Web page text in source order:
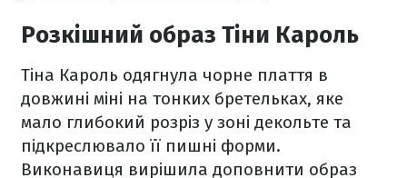
Розкішний образ Тіни Кароль
Тіна Кароль одягнула чорне плаття в
довжині міні на тонких бретельках, яке
мало глибокий розріз у зоні декольте та
підкреслювало її пишні форми.
Виконавиця вирішила доповнити образ